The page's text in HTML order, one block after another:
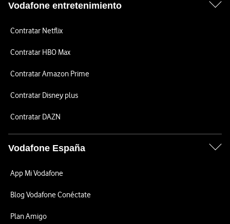
Vodafone entretenimiento
Contratar Netflix
Contratar HBO Max
Contratar Amazon Prime
Contratar Disney plus
Contratar DAZN
Vodafone España
App Mi Vodafone
Blog Vodafone Conéctate
Plan Amigo